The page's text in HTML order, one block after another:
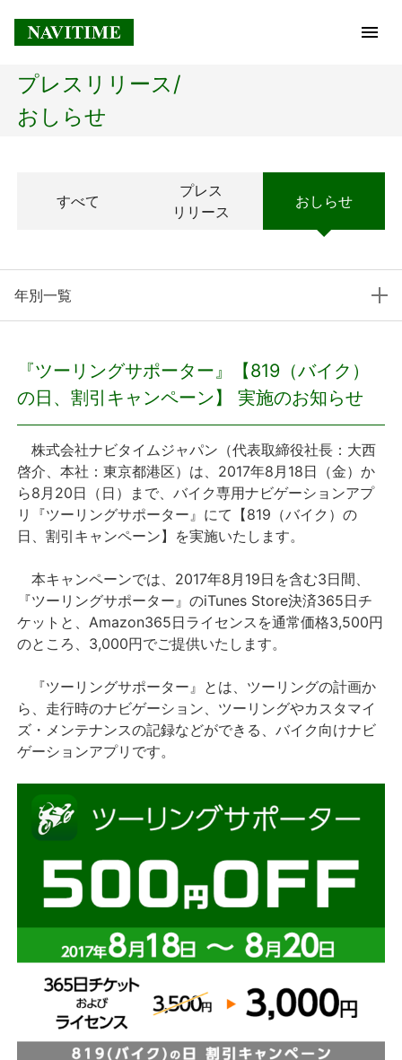
トップページ
経営理念
プレスリリース
プレスリリース
おしらせ
サービス
個人向けサービス
法人向けサービス
English
プレスリリース/
おしらせ
すべて
プレス
リリース
おしらせ
年別一覧
『ツーリングサポーター』【819（バイク）
の日、割引キャンペーン】 実施のお知らせ
株式会社ナビタイムジャパン（代表取締役社長：大西
啓介、本社：東京都港区）は、2017年8月18日（金）か
ら8月20日（日）まで、バイク専用ナビゲーションアプ
リ『ツーリングサポーター』にて【819（バイク）の
日、割引キャンペーン】を実施いたします。
本キャンペーンでは、2017年8月19日を含む3日間、
『ツーリングサポーター』のiTunes Store決済365日チ
ケットと、Amazon365日ライセンスを通常価格3,500円
のところ、3,000円でご提供いたします。
『ツーリングサポーター』とは、ツーリングの計画か
ら、走行時のナビゲーション、ツーリングやカスタマイ
ズ・メンテナンスの記録などができる、バイク向けナビ
ゲーションアプリです。